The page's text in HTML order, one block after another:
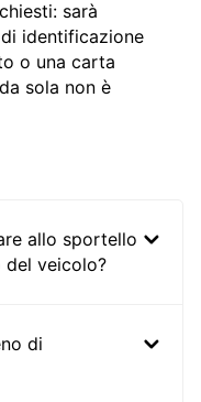
sarà
identificazione
o una carta
sola non è
allo sportello
del veicolo?
di